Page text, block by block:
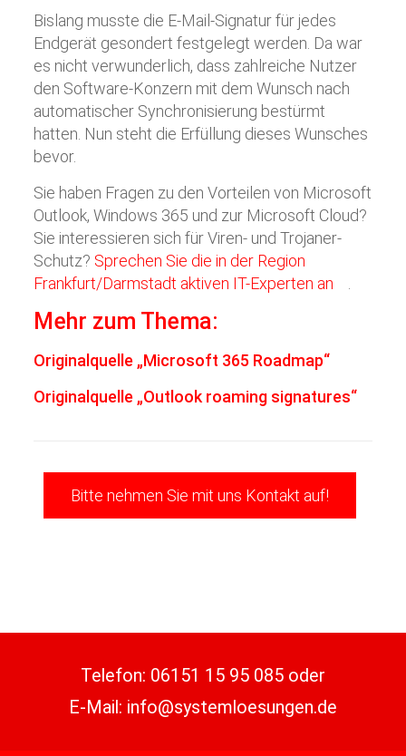
Bislang musste die E-Mail-Signatur für jedes
Endgerät gesondert festgelegt werden. Da war
es nicht verwunderlich, dass zahlreiche Nutzer
den Software-Konzern mit dem Wunsch nach
automatischer Synchronisierung bestürmt
hatten. Nun steht die Erfüllung dieses Wunsches
bevor.
Sie haben Fragen zu den Vorteilen von Microsoft
Outlook, Windows 365 und zur Microsoft Cloud?
Sie interessieren sich für Viren- und Trojaner-
Schutz? Sprechen Sie die in der Region
Frankfurt/Darmstadt aktiven IT-Experten an
Mehr zum Thema:
Originalquelle „Microsoft 365 Roadmap“
Originalquelle „Outlook roaming signatures“
Bitte nehmen Sie mit uns Kontakt auf!
Telefon: 06151 15 95 085 oder
E-Mail: info@systemloesungen.de